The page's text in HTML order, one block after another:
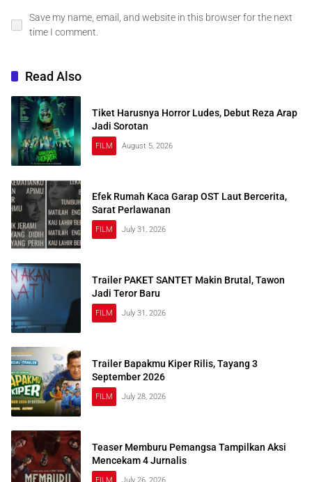
Save my name, email, and website in this browser for the next
time I comment.
Read Also
Tiket Harusnya Horror Ludes, Debut Reza Arap
Jadi Sorotan
FILM August 5, 2026
Efek Rumah Kaca Garap OST Laut Bercerita,
Sarat Perlawanan
FILM July 31, 2026
Trailer PAKET SANTET Makin Brutal, Tawon
Jadi Teror Baru
FILM July 31, 2026
Trailer Bapakmu Kiper Rilis, Tayang 3
September 2026
FILM July 28, 2026
Teaser Memburu Pemangsa Tampilkan Aksi
Mencekam 4 Jurnalis